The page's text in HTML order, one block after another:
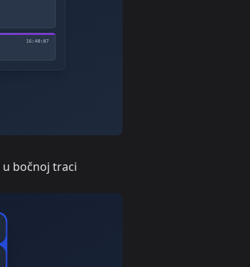
u bočnoj traci